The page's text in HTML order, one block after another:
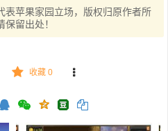
表苹果家园立场，版权归原作者所
留出处！
收藏 0